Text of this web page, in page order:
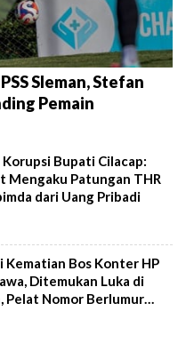
Sleman, Stefan
Pemain
Korupsi Bupati Cilacap:
Mengaku Patungan THR
dari Uang Pribadi
Kematian Bos Konter HP
Ditemukan Luka di
Pelat Nomor Berlumur